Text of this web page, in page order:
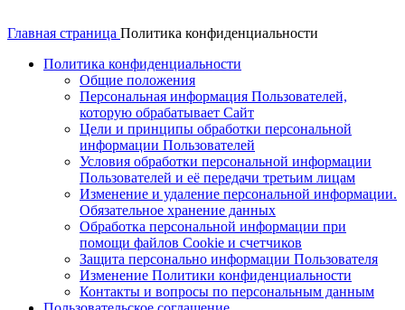
Главная страница Политика конфиденциальности
Политика конфиденциальности
Общие положения
Персональная информация Пользователей,
которую обрабатывает Сайт
Цели и принципы обработки персональной
информации Пользователей
Условия обработки персональной информации
Пользователей и её передачи третьим лицам
Изменение и удаление персональной информации.
Обязательное хранение данных
Обработка персональной информации при
помощи файлов Cookie и счетчиков
Защита персонально информации Пользователя
Изменение Политики конфиденциальности
Контакты и вопросы по персональным данным